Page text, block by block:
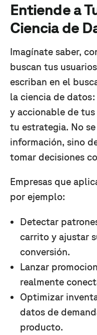
Entiende a
Ciencia de
Imagínate saber,
buscan tus
escriban en el
la ciencia de
y accionable de
tu estrategia. No
información, sino
tomar decisiones
Empresas que
por ejemplo:
Detectar
carrito y ajustar
conversión.
Lanzar
realmente
Optimizar
datos de
producto.